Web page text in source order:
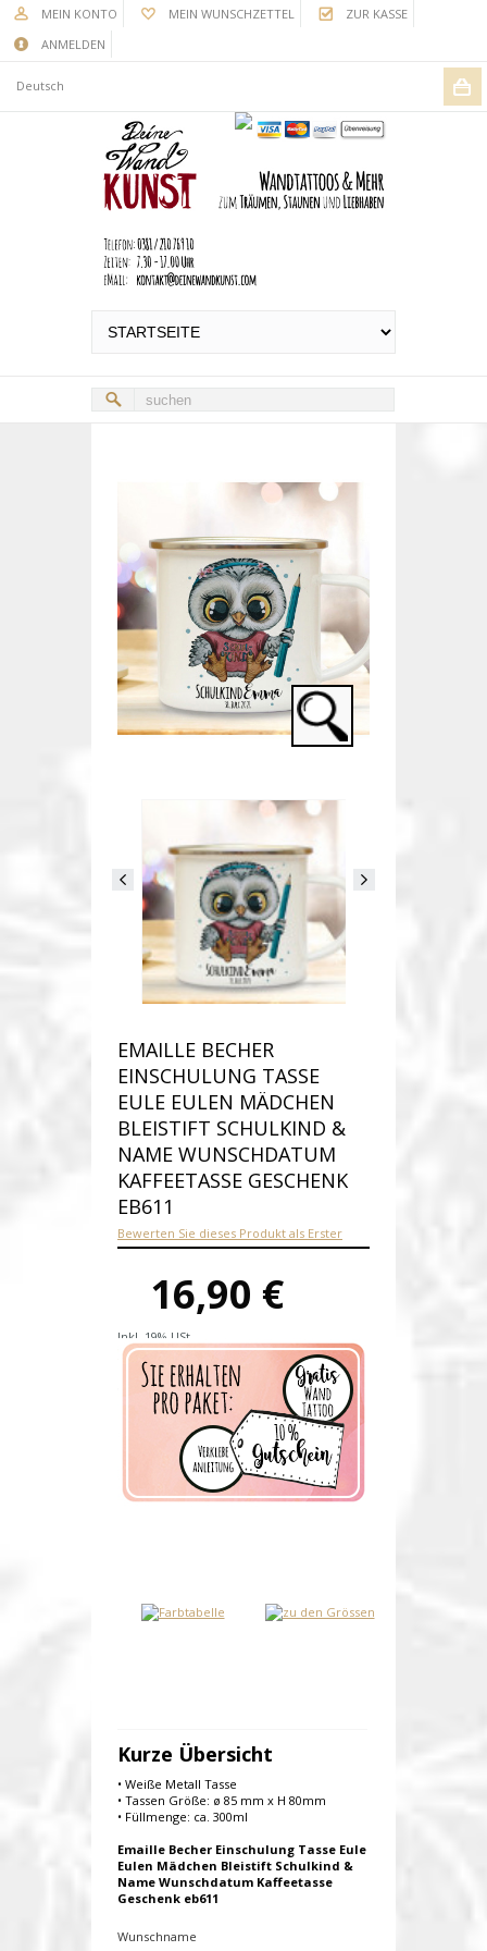
MEIN KONTO MEIN WUNSCHZETTEL
ZUR KASSE
ANMELDEN
Deutsch
EMAILLE BECHER
EINSCHULUNG TASSE
EULE EULEN MÄDCHEN
BLEISTIFT SCHULKIND &
NAME WUNSCHDATUM
KAFFEETASSE GESCHENK
EB611
Bewerten Sie dieses Produkt als Erster
16,90 €
Inkl. 19% USt.
Versandkosten
Produktnummer:eb611-E
Verfügbarkeit:Auf Lager
Lieferzeit: 1-2 Werktage
Kurze Übersicht
• Weiße Metall Tasse
• Tassen Größe: ø 85 mm x H 80mm
• Füllmenge: ca. 300ml
Emaille Becher Einschulung Tasse Eule
Eulen Mädchen Bleistift Schulkind &
Name Wunschdatum Kaffeetasse
Geschenk eb611
Wunschname